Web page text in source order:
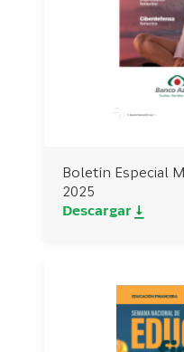
Boletín Especial
2025
Descargar